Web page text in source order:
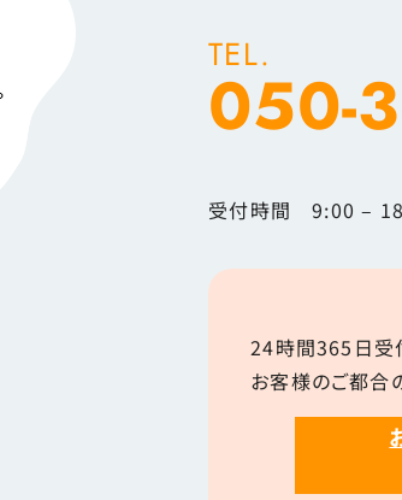
TEL.
050-
受付時間 9:00 –
24時間365日受
お客様のご都合